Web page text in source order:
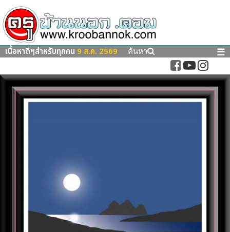
เนื้อหาดีๆสำหรับทุกคน 9 ส.ค. 2569 ค้นหา ☰